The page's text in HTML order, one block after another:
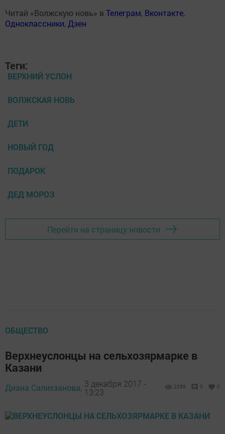
Читай «Волжскую новь» в Телеграм, Вконтакте,
Одноклассники, Дзен
Теги:
ВЕРХНИЙ УСЛОН
ВОЛЖСКАЯ НОВЬ
ДЕТИ
НОВЫЙ ГОД
ПОДАРОК
ДЕД МОРОЗ
Перейти на страницу новости
ОБЩЕСТВО
Верхнеуслонцы на сельхозярмарке в
Казани
Диана Салихзанова, 3 декабря 2017 -
13:23
2356 0 0